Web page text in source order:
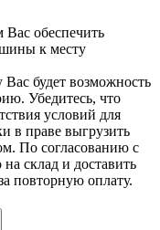
Вас обеспечить
к месту
Вас будет возможность
Убедитесь, что
условий для
в праве выгрузить
По согласованию с
склад и доставить
повторную оплату.